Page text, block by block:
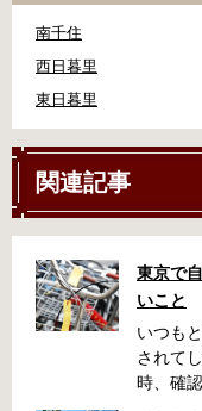
南千住
西日暮里
東日暮里
関連記事
東京で
いこと
いつも
されて
時、確